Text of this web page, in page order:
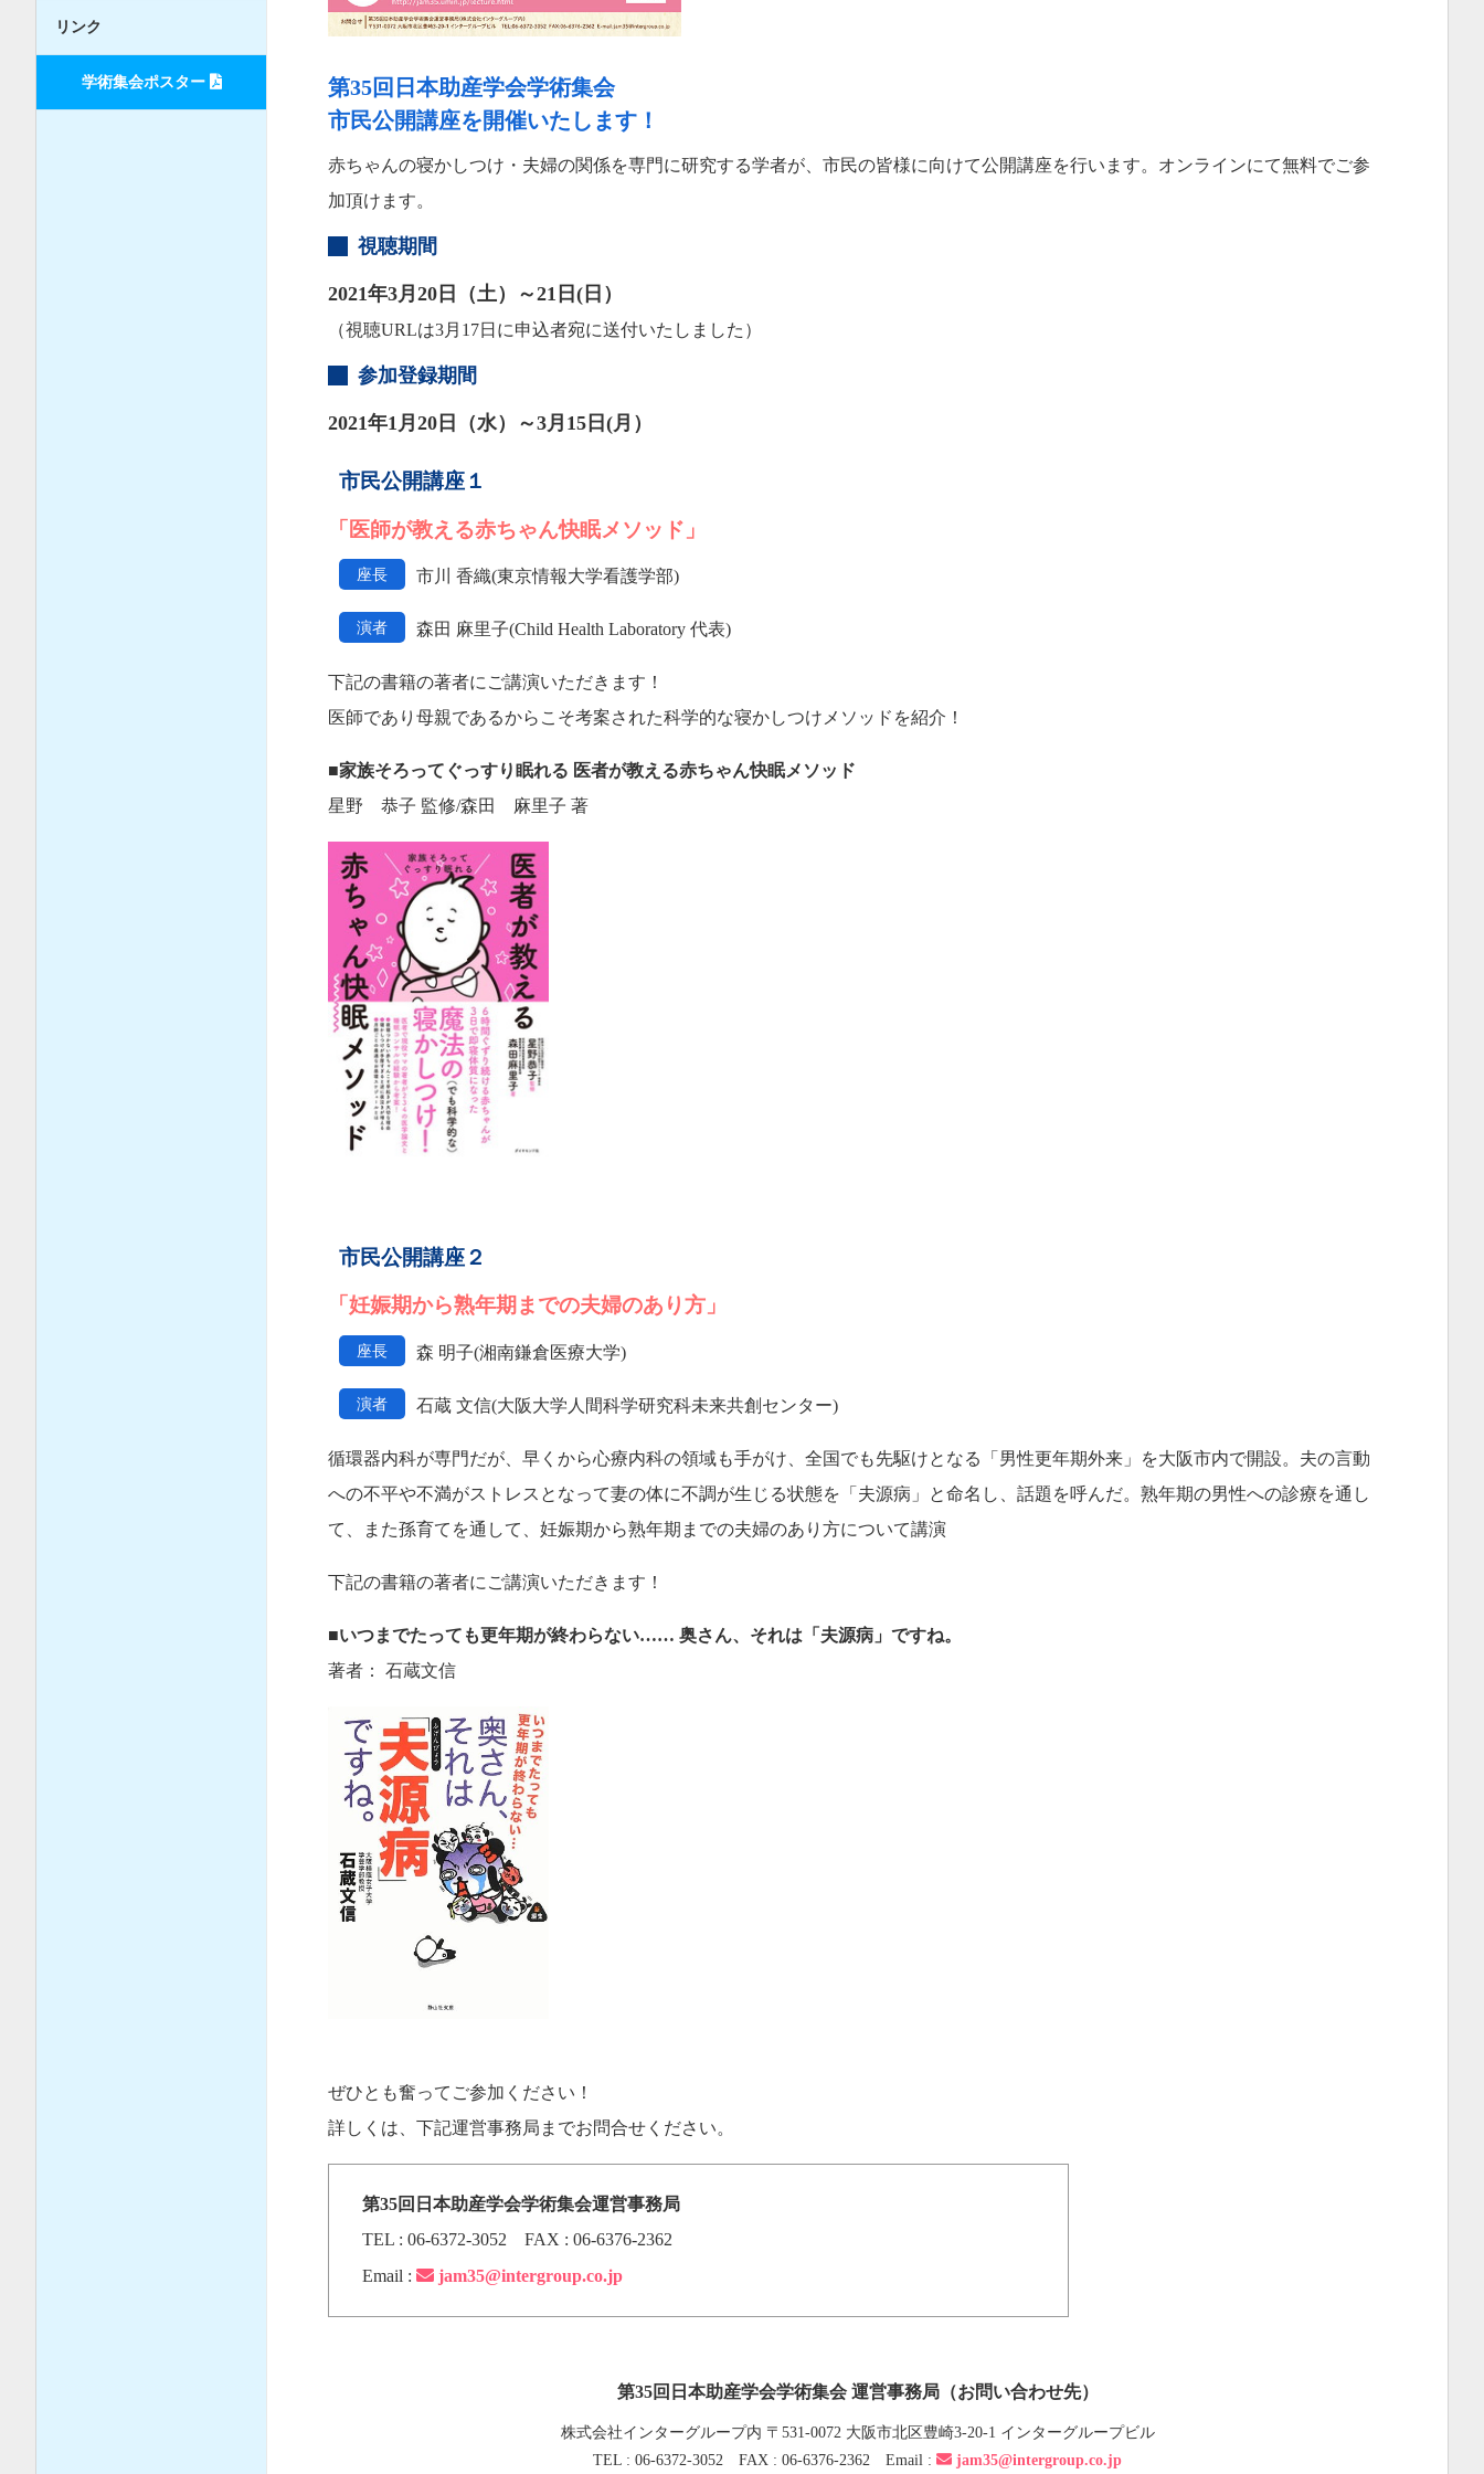
リンク
学術集会ポスター
第35回日本助産学会学術集会
市民公開講座を開催いたします！
赤ちゃんの寝かしつけ・夫婦の関係を専門に研究する学者が、市民の皆様に向けて公開講座を行います。オンラインにて無料でご参
加頂けます。
視聴期間
2021年3月20日（土）～21日(日）
（視聴URLは3月17日に申込者宛に送付いたしました）
参加登録期間
2021年1月20日（水）～3月15日(月）
市民公開講座１
「医師が教える赤ちゃん快眠メソッド」
座長 市川 香織(東京情報大学看護学部)
演者 森田 麻里子(Child Health Laboratory 代表)
下記の書籍の著者にご講演いただきます！
医師であり母親であるからこそ考案された科学的な寝かしつけメソッドを紹介！
■家族そろってぐっすり眠れる 医者が教える赤ちゃん快眠メソッド
星野 恭子 監修/森田 麻里子 著
市民公開講座２
「妊娠期から熟年期までの夫婦のあり方」
座長 森 明子(湘南鎌倉医療大学)
演者 石蔵 文信(大阪大学人間科学研究科未来共創センター)
循環器内科が専門だが、早くから心療内科の領域も手がけ、全国でも先駆けとなる「男性更年期外来」を大阪市内で開設。夫の言動
への不平や不満がストレスとなって妻の体に不調が生じる状態を「夫源病」と命名し、話題を呼んだ。熟年期の男性への診療を通し
て、また孫育てを通して、妊娠期から熟年期までの夫婦のあり方について講演
下記の書籍の著者にご講演いただきます！
■いつまでたっても更年期が終わらない…… 奥さん、それは「夫源病」ですね。
著者： 石蔵文信
ぜひとも奮ってご参加ください！
詳しくは、下記運営事務局までお問合せください。
第35回日本助産学会学術集会運営事務局
TEL : 06-6372-3052 FAX : 06-6376-2362
Email :
jam35@intergroup.co.jp
第35回日本助産学会学術集会 運営事務局（お問い合わせ先）
株式会社インターグループ内 〒531-0072 大阪市北区豊崎3-20-1 インターグループビル
TEL : 06-6372-3052 FAX : 06-6376-2362 Email :
jam35@intergroup.co.jp